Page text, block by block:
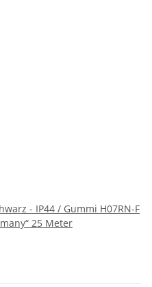
- IP44 / Gummi H07RN-F
25 Meter